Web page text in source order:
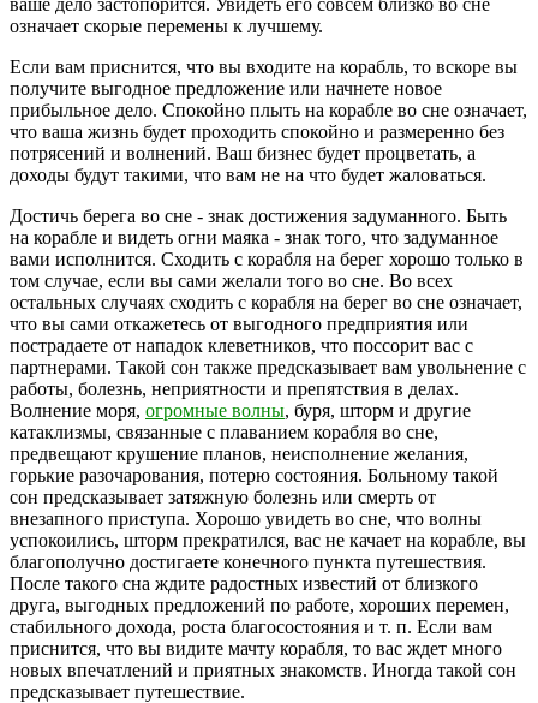
означает скорые перемены к лучшему.
Если вам приснится, что вы входите на корабль, то вскоре вы
получите выгодное предложение или начнете новое
прибыльное дело. Спокойно плыть на корабле во сне означает,
что ваша жизнь будет проходить спокойно и размеренно без
потрясений и волнений. Ваш бизнес будет процветать, а
доходы будут такими, что вам не на что будет жаловаться.
Достичь берега во сне - знак достижения задуманного. Быть
на корабле и видеть огни маяка - знак того, что задуманное
вами исполнится. Сходить с корабля на берег хорошо только в
том случае, если вы сами желали того во сне. Во всех
остальных случаях сходить с корабля на берег во сне означает,
что вы сами откажетесь от выгодного предприятия или
пострадаете от нападок клеветников, что поссорит вас с
партнерами. Такой сон также предсказывает вам увольнение с
работы, болезнь, неприятности и препятствия в делах.
Волнение моря, огромные волны, буря, шторм и другие
катаклизмы, связанные с плаванием корабля во сне,
предвещают крушение планов, неисполнение желания,
горькие разочарования, потерю состояния. Больному такой
сон предсказывает затяжную болезнь или смерть от
внезапного приступа. Хорошо увидеть во сне, что волны
успокоились, шторм прекратился, вас не качает на корабле, вы
благополучно достигаете конечного пункта путешествия.
После такого сна ждите радостных известий от близкого
друга, выгодных предложений по работе, хороших перемен,
стабильного дохода, роста благосостояния и т. п. Если вам
приснится, что вы видите мачту корабля, то вас ждет много
новых впечатлений и приятных знакомств. Иногда такой сон
предсказывает путешествие.